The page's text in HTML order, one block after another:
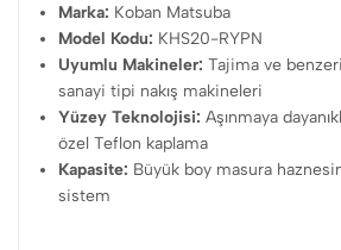
Marka: Koban Matsuba
Model Kodu: KHS20-RYPN
Uyumlu Makineler: Tajima ve
sanayi tipi nakış makineleri
Yüzey Teknolojisi: Aşınmaya
özel Teflon kaplama
Kapasite: Büyük boy masura
sistem